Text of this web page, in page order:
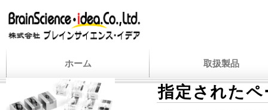
ホーム 取扱製品
指定された